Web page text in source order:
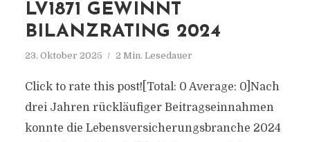
LV1871 GEWINNT
BILANZRATING 2024
23. Oktober 2025 2 Min. Lesedauer
Click to rate this post![Total: 0 Average: 0]Nach
drei Jahren rückläufiger Beitragseinnahmen
konnte die Lebensversicherungsbranche 2024